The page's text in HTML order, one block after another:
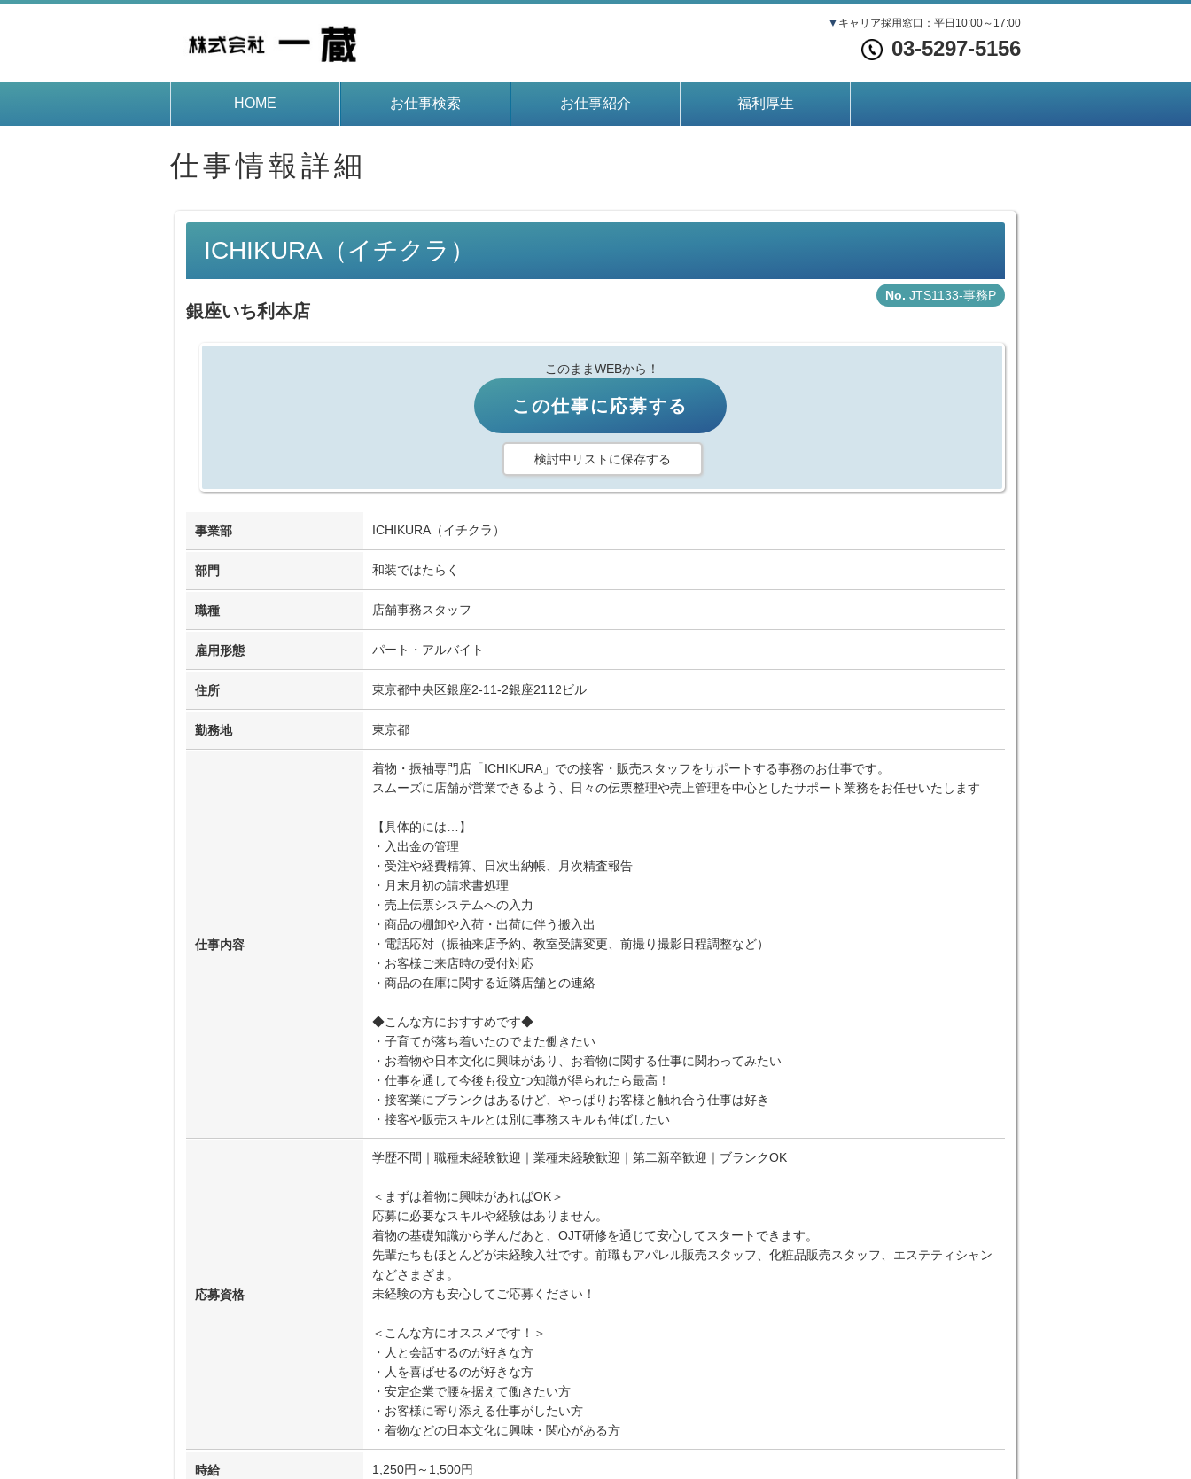
▼ キャリア採用窓口：平日10:00～17:00
03-5297-5156
HOME お仕事検索 お仕事紹介 福利厚生
仕事情報詳細
ICHIKURA（イチクラ）
JTS1133-事務P
銀座いち利本店
このままWEBから！
この仕事に応募する
検討中リストに保存する
事業部 ICHIKURA（イチクラ）
部門 和装ではたらく
職種 店舗事務スタッフ
雇用形態 パート・アルバイト
住所 東京都中央区銀座2-11-2銀座2112ビル
勤務地 東京都
仕事内容
着物・振袖専門店「ICHIKURA」での接客・販売スタッフをサポートする事務のお仕事です。
スムーズに店舗が営業できるよう、日々の伝票整理や売上管理を中心としたサポート業務をお任せいたします
【具体的には…】
・入出金の管理
・受注や経費精算、日次出納帳、月次精査報告
・月末月初の請求書処理
・売上伝票システムへの入力
・商品の棚卸や入荷・出荷に伴う搬入出
・電話応対（振袖来店予約、教室受講変更、前撮り撮影日程調整など）
・お客様ご来店時の受付対応
・商品の在庫に関する近隣店舗との連絡
◆こんな方におすすめです◆
・子育てが落ち着いたのでまた働きたい
・お着物や日本文化に興味があり、お着物に関する仕事に関わってみたい
・仕事を通して今後も役立つ知識が得られたら最高！
・接客業にブランクはあるけど、やっぱりお客様と触れ合う仕事は好き
・接客や販売スキルとは別に事務スキルも伸ばしたい
応募資格
学歴不問｜職種未経験歓迎｜業種未経験歓迎｜第二新卒歓迎｜ブランクOK
＜まずは着物に興味があればOK＞
応募に必要なスキルや経験はありません。
着物の基礎知識から学んだあと、OJT研修を通じて安心してスタートできます。
先輩たちもほとんどが未経験入社です。前職もアパレル販売スタッフ、化粧品販売スタッフ、エステティシャン
などさまざま。
未経験の方も安心してご応募ください！
＜こんな方にオススメです！＞
・人と会話するのが好きな方
・人を喜ばせるのが好きな方
・安定企業で腰を据えて働きたい方
・お客様に寄り添える仕事がしたい方
・着物などの日本文化に興味・関心がある方
時給 1,250円～1,500円